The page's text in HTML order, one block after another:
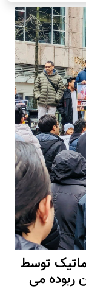
توسط
ربوده می